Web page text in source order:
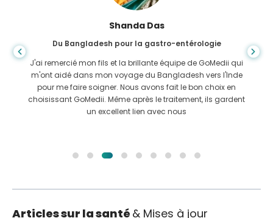
Shanda Das
Du Bangladesh pour la gastro-entérologie
J'ai remercié mon fils et la brillante équipe de GoMedii qui
m'ont aidé dans mon voyage du Bangladesh vers l'Inde
pour me faire soigner. Nous avons fait le bon choix en
choisissant GoMedii. Même après le traitement, ils gardent
un excellent lien avec nous
Articles sur la santé & Mises à jour